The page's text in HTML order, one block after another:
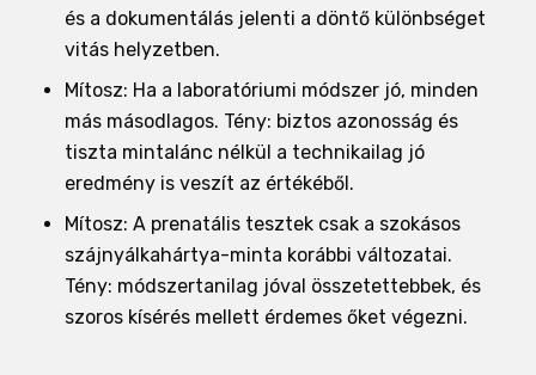
és a dokumentálás jelenti a döntő különbséget
vitás helyzetben.
Mítosz: Ha a laboratóriumi módszer jó, minden
más másodlagos. Tény: biztos azonosság és
tiszta mintalánc nélkül a technikailag jó
eredmény is veszít az értékéből.
Mítosz: A prenatális tesztek csak a szokásos
szájnyálkahártya-minta korábbi változatai.
Tény: módszertanilag jóval összetettebbek, és
szoros kísérés mellett érdemes őket végezni.